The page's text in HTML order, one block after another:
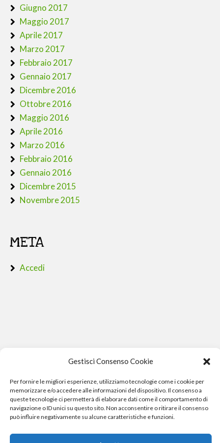
Gestisci Consenso Cookie
Per fornire le migliori esperienze, utilizziamo tecnologie come i cookie per
memorizzare e/o accedere alle informazioni del dispositivo. Il consenso a
queste tecnologie ci permetterà di elaborare dati come il comportamento di
navigazione o ID unici su questo sito. Non acconsentire o ritirare il consenso
può influire negativamente su alcune caratteristiche e funzioni.
Giugno 2017
Maggio 2017
Aprile 2017
Marzo 2017
Febbraio 2017
Gennaio 2017
Dicembre 2016
Ottobre 2016
Maggio 2016
Aprile 2016
Marzo 2016
Febbraio 2016
Gennaio 2016
Dicembre 2015
Novembre 2015
META
Accedi
Phone Crash - riparazione iphone pisa smartphone computer